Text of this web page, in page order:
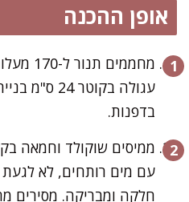
אופן ההכנה
עגולה
בדפנות.
ממיסים שוקולד וחמאה
עם מים רותחים, לא
חלקה ומבריקה. מסירים מהחום